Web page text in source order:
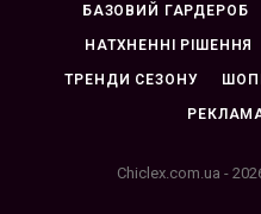
БАЗОВИЙ ГАРДЕРОБ
НАТХНЕННІ РІШЕННЯ
ТРЕНДИ СЕЗОНУ
Chiclex.com.ua -